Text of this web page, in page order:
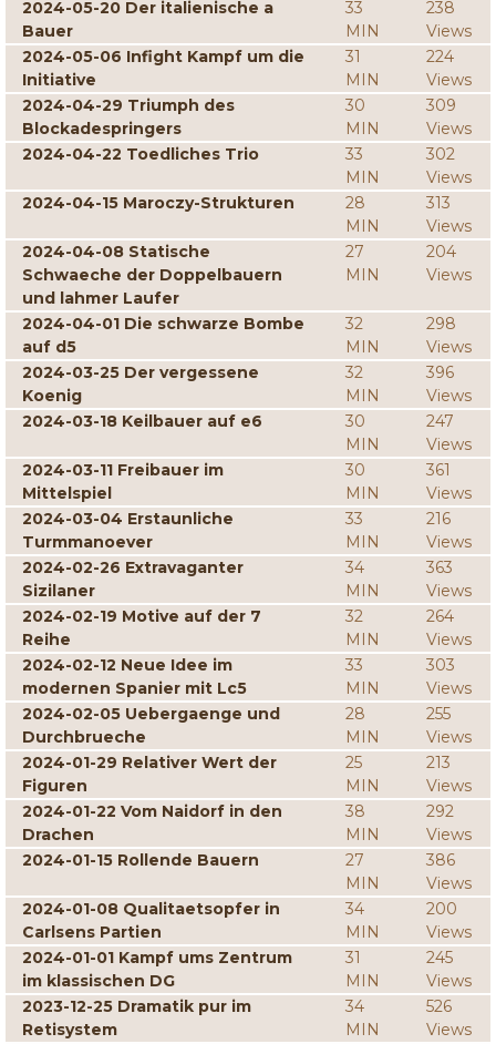
2024-05-20 Der italienische a
Bauer
33
MIN
238
Views
2024-05-06 Infight Kampf um die
Initiative
31
MIN
224
Views
2024-04-29 Triumph des
Blockadespringers
30
MIN
309
Views
2024-04-22 Toedliches Trio
33
MIN
302
Views
2024-04-15 Maroczy-Strukturen
28
MIN
313
Views
2024-04-08 Statische
Schwaeche der Doppelbauern
und lahmer Laufer
27
MIN
204
Views
2024-04-01 Die schwarze Bombe
auf d5
32
MIN
298
Views
2024-03-25 Der vergessene
Koenig
32
MIN
396
Views
2024-03-18 Keilbauer auf e6
30
MIN
247
Views
2024-03-11 Freibauer im
Mittelspiel
30
MIN
361
Views
2024-03-04 Erstaunliche
Turmmanoever
33
MIN
216
Views
2024-02-26 Extravaganter
Sizilaner
34
MIN
363
Views
2024-02-19 Motive auf der 7
Reihe
32
MIN
264
Views
2024-02-12 Neue Idee im
modernen Spanier mit Lc5
33
MIN
303
Views
2024-02-05 Uebergaenge und
Durchbrueche
28
MIN
255
Views
2024-01-29 Relativer Wert der
Figuren
25
MIN
213
Views
2024-01-22 Vom Naidorf in den
Drachen
38
MIN
292
Views
2024-01-15 Rollende Bauern
27
MIN
386
Views
2024-01-08 Qualitaetsopfer in
Carlsens Partien
34
MIN
200
Views
2024-01-01 Kampf ums Zentrum
im klassischen DG
31
MIN
245
Views
2023-12-25 Dramatik pur im
Retisystem
34
MIN
526
Views